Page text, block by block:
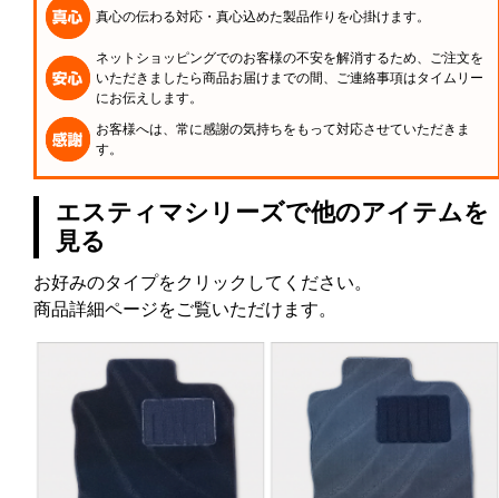
真心の伝わる対応・真心込めた製品作りを心掛けます。
ネットショッピングでのお客様の不安を解消するため、ご注文を
いただきましたら商品お届けまでの間、ご連絡事項はタイムリー
にお伝えします。
お客様へは、常に感謝の気持ちをもって対応させていただきま
す。
エスティマシリーズで他のアイテムを
見る
お好みのタイプをクリックしてください。
商品詳細ページをご覧いただけます。